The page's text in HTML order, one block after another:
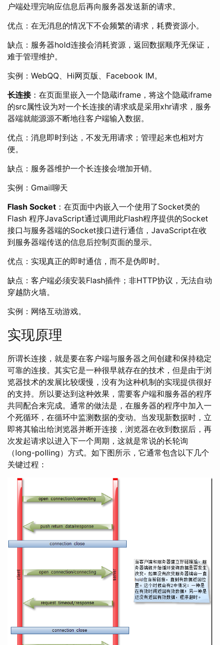
户端处理完响应信息后再向服务器发送新的请求。
优点：在无消息的情况下不会频繁的请求，耗费资源小。
缺点：服务器hold连接会消耗资源，返回数据顺序无保证，
难于管理维护。
实例：WebQQ、Hi网页版、Facebook IM。
长连接：在页面里嵌入一个隐蔵iframe，将这个隐蔵iframe
的src属性设为对一个长连接的请求或是采用xhr请求，服务
器端就能源源不断地往客户端输入数据。
优点：消息即时到达，不发无用请求；管理起来也相对方
便。
缺点：服务器维护一个长连接会增加开销。
实例：Gmail聊天
Flash Socket ：在页面中内嵌入一个使用了Socket类的
Flash 程序JavaScript通过调用此Flash程序提供的Socket
接口与服务器端的Socket接口进行通信，JavaScript在收
到服务器端传送的信息后控制页面的显示。
优点：实现真正的即时通信，而不是伪即时。
缺点：客户端必须安装Flash插件；非HTTP协议，无法自动
穿越防火墙。
实例：网络互动游戏。
实现原理
所谓长连接，就是要在客户端与服务器之间创建和保持稳定
可靠的连接。其实它是一种很早就存在的技术，但是由于浏
览器技术的发展比较缓慢，没有为这种机制的实现提供很好
的支持。所以要达到这种效果，需要客户端和服务器的程序
共同配合来完成。通常的做法是，在服务器的程序中加入一
个死循环，在循环中监测数据的变动。当发现新数据时，立
即将其输出给浏览器并断开连接，浏览器在收到数据后，再
次发起请求以进入下一个周期，这就是常说的长轮询
（long-polling）方式。如下图所示，它通常包含以下几个
关键过程：